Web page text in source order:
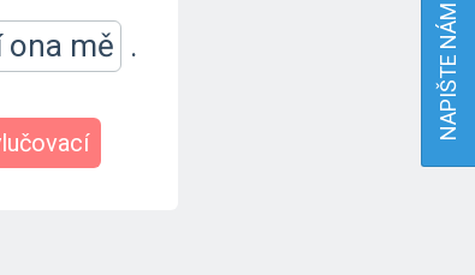
mě . NAPIŠTE NÁM